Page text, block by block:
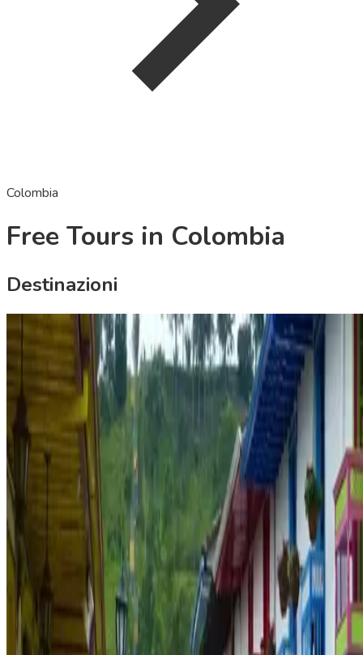
Colombia
Free Tours in Colombia
Destinazioni